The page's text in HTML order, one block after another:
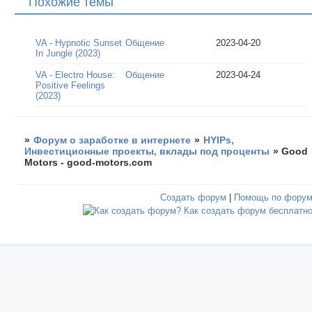
VA - Hypnotic Sunset
In Jungle (2023)
Общение 2023-04-20
VA - Electro House:
Positive Feelings
(2023)
Общение 2023-04-24
» Форум о заработке в интернете » HYIPs,
Инвестиционные проекты, вклады под проценты »Good
Motors - good-motors.com
Создать форум Помощь по